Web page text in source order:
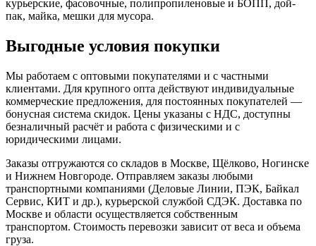
курьерские, фасовочные, полипропиленовые и БОПП, дой-
пак, майка, мешки для мусора.
Выгодные условия покупки
Мы работаем с оптовыми покупателями и с частными
клиентами. Для крупного опта действуют индивидуальные
коммерческие предложения, для постоянных покупателей —
бонусная система скидок. Цены указаны с НДС, доступны
безналичный расчёт и работа с физическими и с
юридическими лицами.
Заказы отгружаются со складов в Москве, Щёлково, Ногинске
и Нижнем Новгороде. Отправляем заказы любыми
транспортными компаниями (Деловые Линии, ПЭК, Байкал
Сервис, КИТ и др.), курьерской службой СДЭК. Доставка по
Москве и области осуществляется собственным
транспортом. Стоимость перевозки зависит от веса и объема
груза.